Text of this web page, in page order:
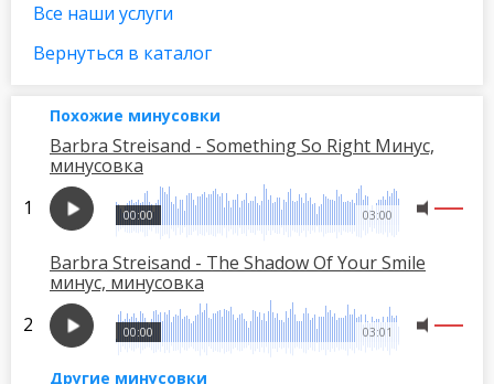
Все наши услуги
Вернуться в каталог
Похожие минусовки
Barbra Streisand - Something So Right Минус,
минусовка
03:00
00:00
Barbra Streisand - The Shadow Of Your Smile
минус, минусовка
03:01
00:00
Другие минусовки